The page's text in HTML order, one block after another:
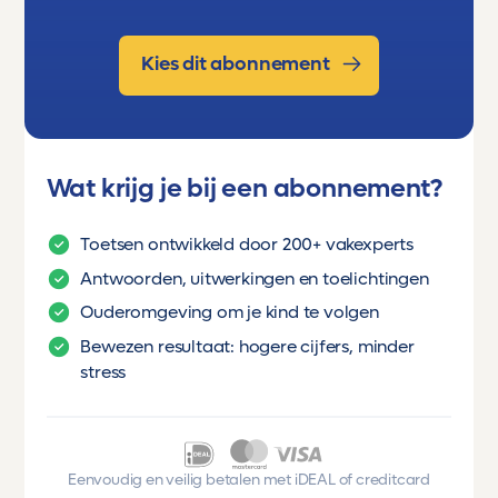
Wechselpräpositionen, die immer
den 4. Fall verlangen
(werkwoorden met
naamval zorgen) (Grammatik C)
Konjunktionen und Adverbien
(voegwoorden en bijwoorden)
Wechselpräpositionen, die immer
den 3. Fall verlangen
Kies dit abonnement
Wat krijg je bij een abonnement?
Toetsen ontwikkeld door 200+ vakexperts
Antwoorden, uitwerkingen en toelichtingen
Ouderomgeving om je kind te volgen
Bewezen resultaat: hogere cijfers, minder
stress
Eenvoudig en veilig betalen met iDEAL of creditcard